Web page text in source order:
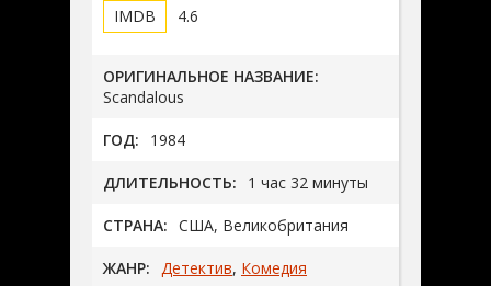
4.6
ОРИГИНАЛЬНОЕ НАЗВАНИЕ:
Scandalous
ГОД: 1984
ДЛИТЕЛЬНОСТЬ: 1 час 32 минуты
СТРАНА: США, Великобритания
ЖАНР: Детектив, Комедия